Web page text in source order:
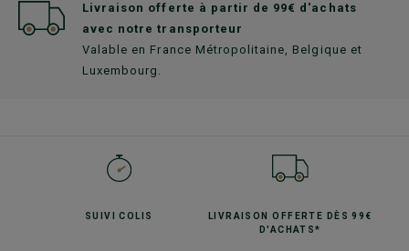
Livraison offerte à partir de 99€ d'achats
avec notre transporteur
Valable en France Métropolitaine, Belgique et
Luxembourg.
SUIVICOLIS LIVRAISON OFFERTE
DÈS 99€
D'ACHATS*